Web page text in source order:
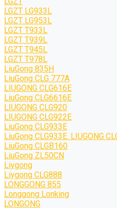
LGZT LG933L
LGZT LG953L
LGZT T933L
LGZT T939L
LGZT T945L
LGZT T978L
LiuGong 835H
LiuGong CLG 777A
LIUGONG CLG616E
LiuGong CLG6616E
LIUGONG CLG920
LIUGONG CLG922E
LiuGong CLG933E
LiuGong CLG933E. LIUGONG
LiuGong CLGB160
LiuGong ZL50CN
Liygong
Liygong CLG888
LONGGONG 855
Longgong Lonking
LONGONG